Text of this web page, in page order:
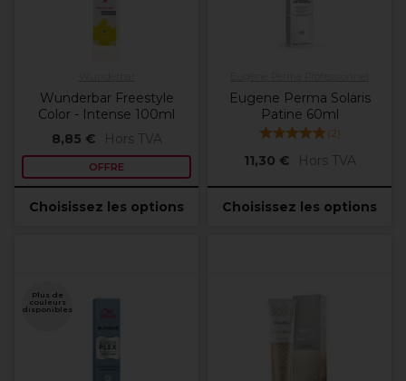
Wunderbar Freestyle
Color - Intense 100ml
8,85 €
Hors TVA
OFFRE
Choisissez les options
Eugene Perma Solaris
Patine 60ml
(2)
11,30 € Hors TVA
Choisissez les options
Plus de
couleurs
disponibles